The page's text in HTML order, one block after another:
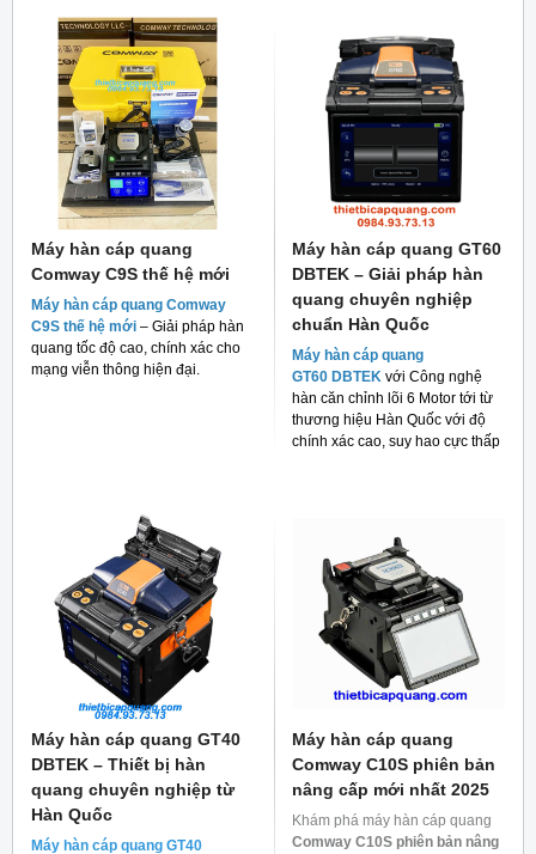
Máy hàn cáp quang
Comway C9S thế hệ mới
Máy hàn cáp quang Comway
C9S thế hệ mới – Giải pháp hàn
quang tốc độ cao, chính xác cho
mạng viễn thông hiện đại.
Máy hàn cáp quang GT60
DBTEK – Giải pháp hàn
quang chuyên nghiệp
chuẩn Hàn Quốc
Máy hàn cáp quang
GT60 DBTEK với Công nghệ
hàn căn chỉnh lõi 6 Motor tới từ
thương hiệu Hàn Quốc với độ
chính xác cao, suy hao cực thấp
Máy hàn cáp quang GT40
DBTEK – Thiết bị hàn
quang chuyên nghiệp từ
Hàn Quốc
Máy hàn cáp quang GT40
Máy hàn cáp quang
Comway C10S phiên bản
nâng cấp mới nhất 2025
Khám phá máy hàn cáp quang
Comway C10S phiên bản nâng